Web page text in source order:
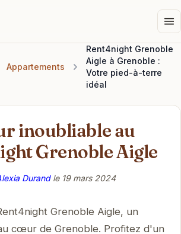
Appartements
Rent4night Grenoble
Aigle à Grenoble :
Votre pied-à-terre
idéal
inoubliable au
Grenoble Aigle
Durandle 19 mars 2024
Grenoble Aigle, un
cœur de Grenoble. Profitez d'un